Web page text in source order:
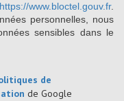
https://www.bloctel.gouv.fr.
personnelles, nous
sensibles dans le
de
de Google